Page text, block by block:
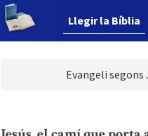
Llegir la Bíblia
Evangeli segons